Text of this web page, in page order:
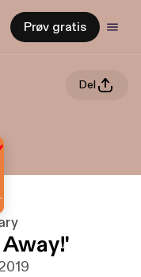
Prøv gratis
Del
Away!'